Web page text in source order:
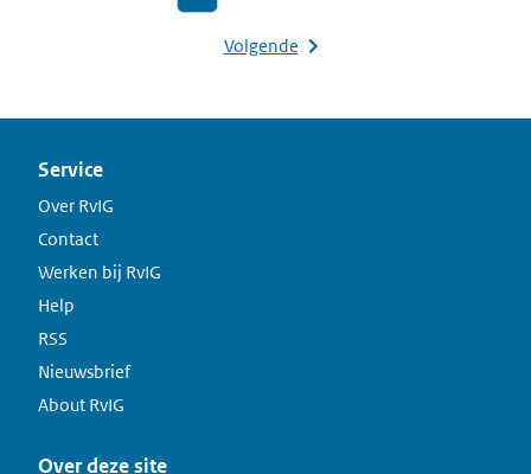
Volgende
Service
Over RvIG
Contact
Werken bij RvIG
Help
RSS
Nieuwsbrief
About RvIG
Over deze site